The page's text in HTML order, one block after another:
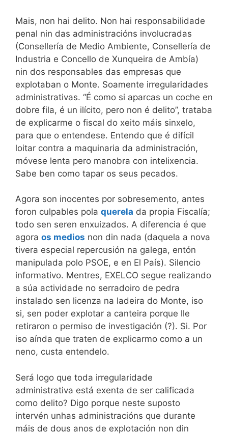
Mais, non hai delito. Non hai responsabilidade
penal nin das administracións involucradas
(Consellería de Medio Ambiente, Consellería de
Industria e Concello de Xunqueira de Ambía)
nin dos responsables das empresas que
explotaban o Monte. Soamente irregularidades
administrativas. “É como si aparcas un coche en
dobre fila, é un ilícito, pero non é delito”, trataba
de explicarme o fiscal do xeito máis sinxelo,
para que o entendese. Entendo que é difícil
loitar contra a maquinaria da administración,
móvese lenta pero manobra con intelixencia.
Sabe ben como tapar os seus pecados.
Agora son inocentes por sobresemento, antes
foron culpables pola querela da propia Fiscalía;
todo sen seren enxuizados. A diferencia é que
agora os medios non din nada (daquela a nova
tivera especial repercusión na galega, entón
manipulada polo PSOE, e en El País). Silencio
informativo. Mentres, EXELCO segue realizando
a súa actividade no serradoiro de pedra
instalado sen licenza na ladeira do Monte, iso
si, sen poder explotar a canteira porque lle
retiraron o permiso de investigación (?). Si. Por
iso aínda que traten de explicarmo como a un
neno, custa entendelo.
Será logo que toda irregularidade
administrativa está exenta de ser calificada
como delito? Digo porque neste suposto
intervén unhas administracións que durante
máis de dous anos de explotación non din